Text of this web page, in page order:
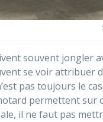
souvent jongler
se voir attribuer
pas toujours le
permettent sur
il ne faut pas